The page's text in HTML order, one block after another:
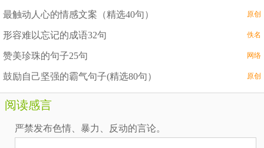
最触动人心的情感文案（精选40句） 原创
形容难以忘记的成语32句 佚名
赞美珍珠的句子25句 网络
鼓励自己坚强的霸气句子(精选80句） 原创
阅读感言
严禁发布色情、暴力、反动的言论。